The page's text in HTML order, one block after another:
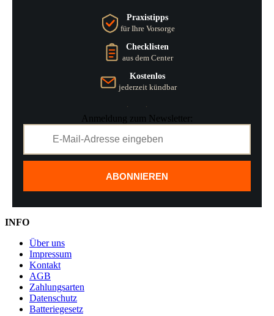
Praxistipps
für Ihre Vorsorge
Checklisten
aus dem Center
Kostenlos
jederzeit kündbar
Anmeldung zum Newsletter:
ABONNIEREN
INFO
Über uns
Impressum
Kontakt
AGB
Zahlungsarten
Datenschutz
Batteriegesetz